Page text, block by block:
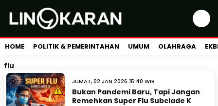
HOME POLITIK & PEMERINTAHAN UMUM OLAHRAGA
flu
JUMAT, 02 JAN 2026 15:40 WIB
Bukan Pandemi Baru, Tapi Jangan
Remehkan Super Flu Subclade K